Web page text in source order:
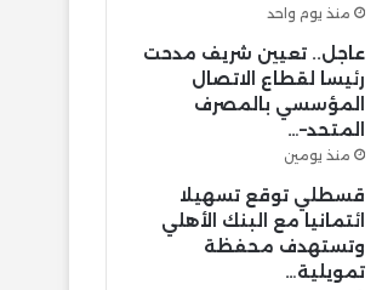
منذ يوم واحد
عاجل.. تعيين شريف مدحت
رئيسا لقطاع الاتصال
المؤسسي بالمصرف
المتحد–…
منذ يومين
قسطلي توقع تسهيلا
ائتمانيا مع البنك الأهلي
وتستهدف محفظة
تمويلية…